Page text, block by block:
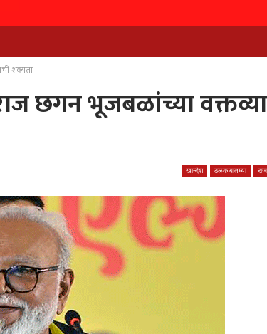
शक्यता
छगन भूजबळांच्या
खान्देश ठळक बातम्या